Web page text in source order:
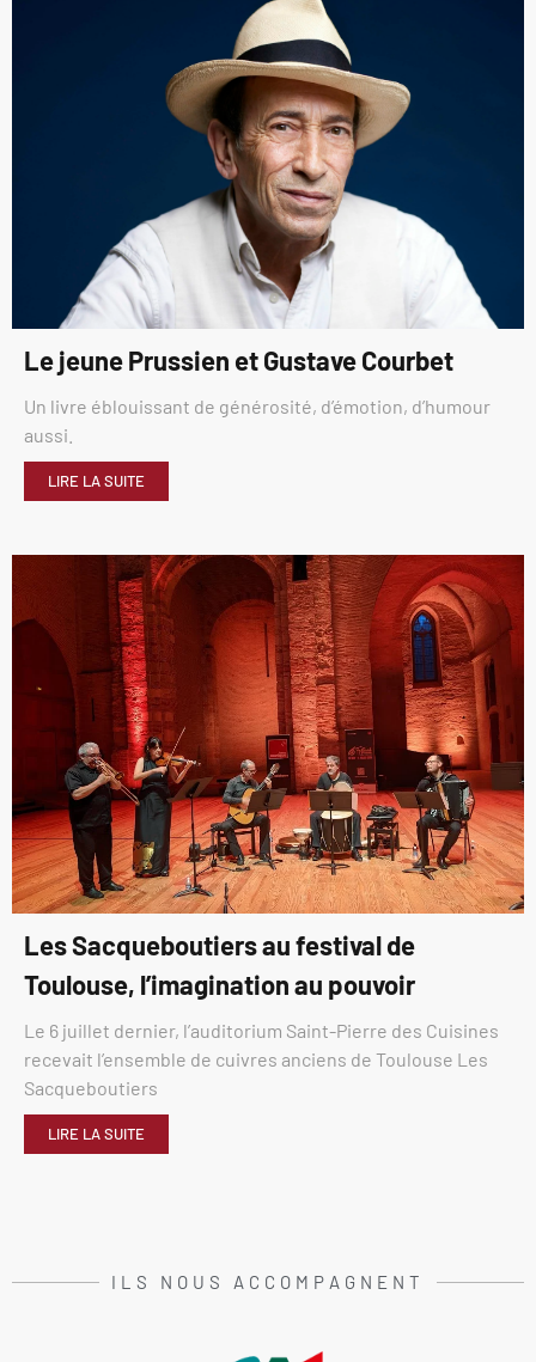
Le jeune Prussien et Gustave Courbet
Un livre éblouissant de générosité, d’émotion, d’humour
aussi.
LIRE LA SUITE
Les Sacqueboutiers au festival de
Toulouse, l’imagination au pouvoir
Le 6 juillet dernier, l’auditorium Saint-Pierre des Cuisines
recevait l’ensemble de cuivres anciens de Toulouse Les
Sacqueboutiers
LIRE LA SUITE
ILS NOUS ACCOMPAGNENT